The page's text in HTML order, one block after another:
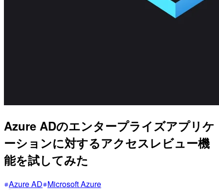
Azure ADのエンタープライズアプリケ
ーションに対するアクセスレビュー機
能を試してみた
Azure AD Microsoft Azure